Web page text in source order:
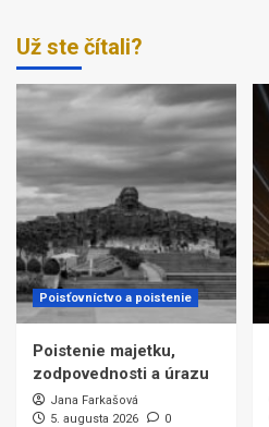
Už ste čítali?
Poisťovníctvo a poistenie
Poistenie majetku,
zodpovednosti a úrazu
Jana Farkašová
5. augusta 2026
0